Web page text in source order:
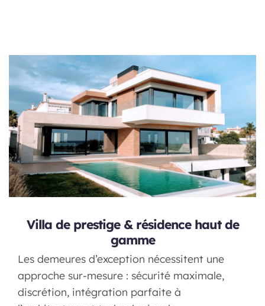
Villa de prestige & résidence haut de
gamme
Les demeures d’exception nécessitent une
approche sur-mesure : sécurité maximale,
discrétion, intégration parfaite à